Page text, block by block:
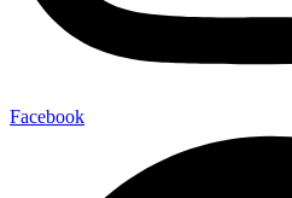
Facebook